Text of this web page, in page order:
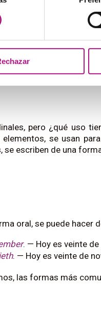
one
», que forma el
», cuya abreviatura es
«three», que combina
es «six», que
pero ¿qué uso
se usan
escriben de una
oral, se puede hacer
. — Hoy es veinte
. — Hoy es veinte de
las formas más